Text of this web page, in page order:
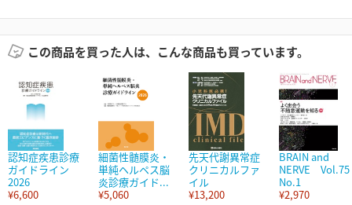
この商品を買った人は、こんな商品も買っています。
認知症疾患診療
ガイドライン
2026
¥6,600
細菌性髄膜炎・
単純ヘルペス脳
炎診療ガイド...
¥5,060
先天代謝異常症
クリニカルファ
イル
¥13,200
BRAIN and
NERVE Vol.75
No.1
¥2,970